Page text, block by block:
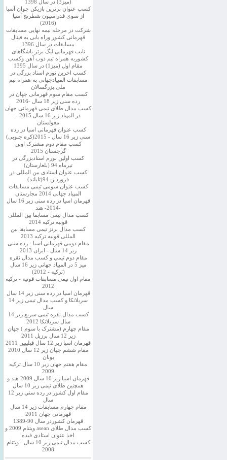
(میز3) در سال 1398
کسب عنوان برترین بازیکن جوان آسیا
از سوی فدراسیون شطرنج آسیا
(2016)
شرکت در مرحله نیمه نهایی مسابقات
قهرمانی کشور وراه یابی به فینال
مسابقات در سال 1396
نایب قهرمانی لیگ برتر باشگاهای
کشوربه همراه تیم ذوب آهن وکسب
مقام اول (میز1) در سال 1395
کسب اخرین نورم استاد بزرگی در
مسابقات المپیادجهانی به همراه تیم
ملی بزرگسالان
کسب مقام سوم قهرمانی جهان در
رده سنی زیر 18 سال -2016
کسب مدال طلای تیمی قهرمانی جهان
در المپیاد زیر 16 سال 2015 -
مغولستان
کسب عنوان قهرمانی اسیا در رده
سنی زیر 16 سال - 2015(کره جنوبی)
کسب مقام دوم مشترک اوپن
گرجستان 2015
کسب اولین نورم استادبزرگی در
تیرماه 94 (بلغارستان)
کسب عنوان استادی بین المللی در
فروردین 94(تایلند)
کسب عنوان سومی تیمی مسابقات
المپیاد جهانی 2014 مجارستان
قهرمان اسیا در رده سنی زیر 16 سال
-2014- هند
کسب مدال تیمی مسابقا بین المللی
قونیه ترکیه 2014
کسب مدال برنز تیمی مسابقا بین
المللی قونیه ترکیه 2013
مقام دومی قهرمانی اسیا - رده سنی
زیر 14 سال - ایران 2013
مقام دوم تيمي و كسب مدال نقره
ميز 5 در المپياد جهاني زير 16 سال
(تركيه - 2012)
مقام اول تیمی مسابقات قونیه - ترکیه
2012
قهرمان اسیا در رده سنی زیر 14 سال
سريلانكا و کسب مدال تیمی زیر 14
سال
کسب مدال نقره تیمی سریع زیر 14
سال سریلانکا 2012
مقام چهارم (مشترک با سوم ) جهان
زیر 12 سال برزیل 2011
قهرمان اسيا زير 12 سال فیلیپین 2011
مقام ششم جهان زیر 12 سال 2010
یونان
مقام هفتم جهان زیر 10 سال ترکیه
2009
قهرمان اسيا زیر 10 سال 2009 هند و
همچنین طلای تیمی زیر 10 سال
مقام اول كشور در رده سني زير 12
سال
مقام چهارم مسابقات زیر 14 سال
قهرمانی جهان 2011
قهرمان کشوردر سال 90-1389
کسب مدال طلای asean ویتنام 2009 و
اخذ عنوان استادی فیده
کسب مدال تیمی زیر 10 سال - ویتنام
2008